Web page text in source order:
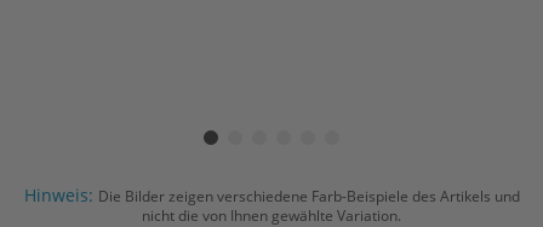
Hinweis: Die Bilder zeigen verschiedene Farb-Beispiele des Artikels und
nicht die von Ihnen gewählte Variation.